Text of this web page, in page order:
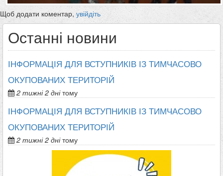
Щоб додати коментар,увійдіть
Останні новини
ІНФОРМАЦІЯ ДЛЯ ВСТУПНИКІВ ІЗ ТИМЧАСОВО
ОКУПОВАНИХ ТЕРИТОРІЙ
2 тижні 2 днітому
ІНФОРМАЦІЯ ДЛЯ ВСТУПНИКІВ ІЗ ТИМЧАСОВО
ОКУПОВАНИХ ТЕРИТОРІЙ
2 тижні 2 днітому